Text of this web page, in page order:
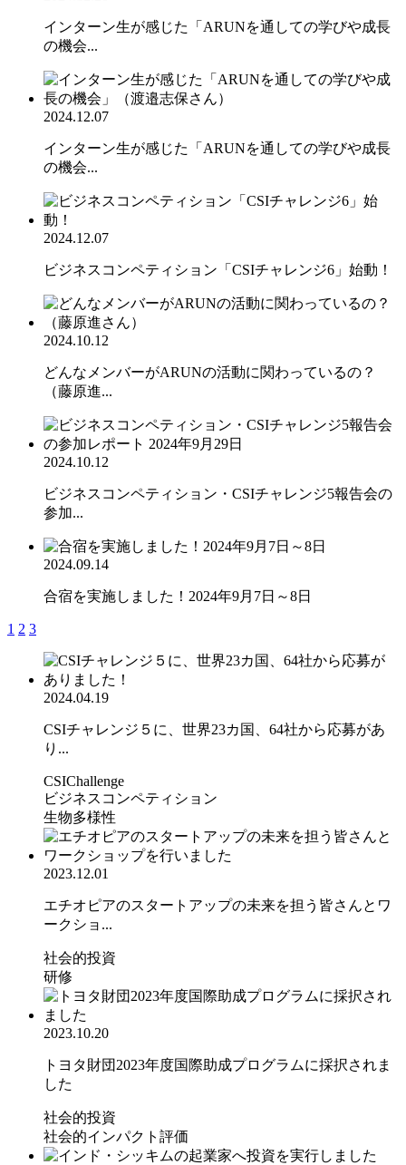
インターン生が感じた「ARUNを通しての学びや成長
の機会...
2024.12.07
インターン生が感じた「ARUNを通しての学びや成長
の機会...
2024.12.07
ビジネスコンペティション「CSIチャレンジ6」始動！
2024.10.12
どんなメンバーがARUNの活動に関わっているの？
（藤原進...
2024.10.12
ビジネスコンペティション・CSIチャレンジ5報告会の
参加...
2024.09.14
合宿を実施しました！2024年9月7日～8日
1 2 3
2024.04.19
CSIチャレンジ５に、世界23カ国、64社から応募があ
り...
CSIChallenge
ビジネスコンペティション
生物多様性
2023.12.01
エチオピアのスタートアップの未来を担う皆さんとワ
ークショ...
社会的投資
研修
2023.10.20
トヨタ財団2023年度国際助成プログラムに採択されま
した
社会的投資
社会的インパクト評価